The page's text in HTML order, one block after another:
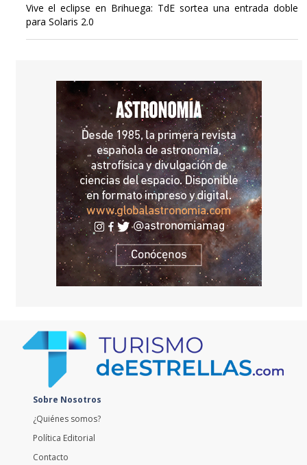
Vive el eclipse en Brihuega: TdE sortea una entrada doble
para Solaris 2.0
Sobre Nosotros
¿Quiénes somos?
Política Editorial
Contacto